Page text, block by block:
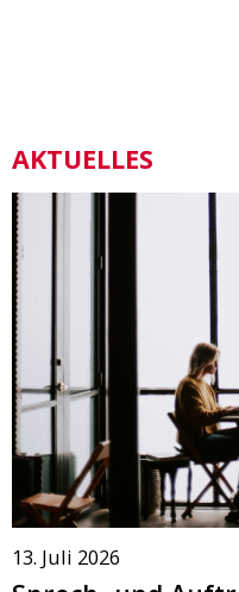
AKTUELLES
13. Juli 2026